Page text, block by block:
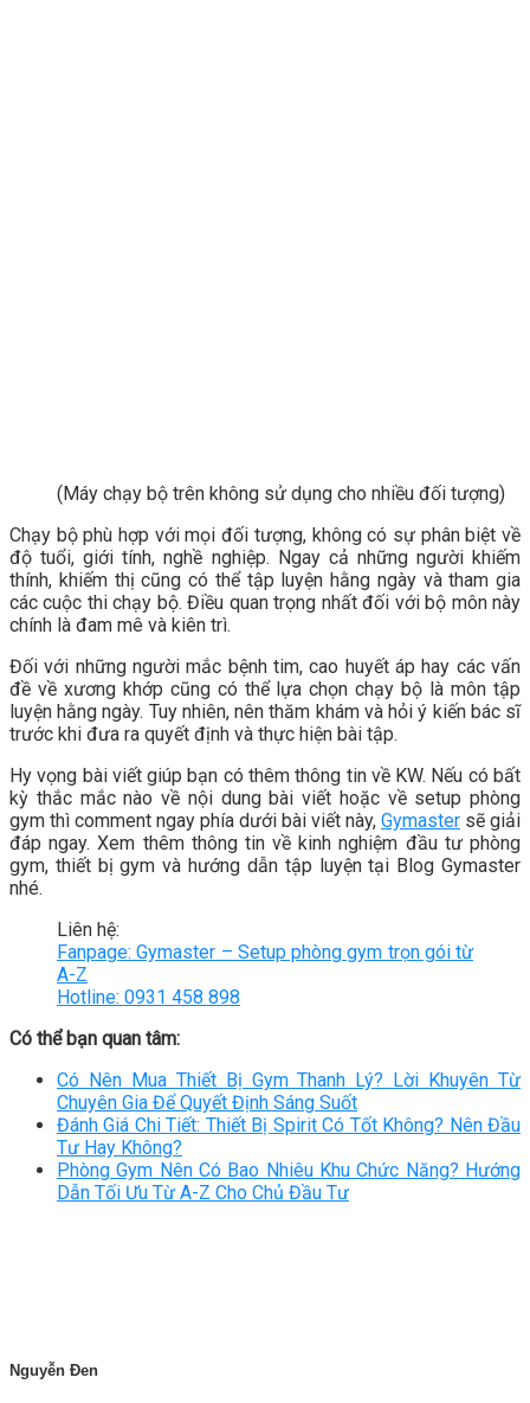
(Máy chạy bộ trên không sử dụng cho nhiều đối tượng)
Chạy bộ phù hợp với mọi đối tượng, không có sự phân biệt về
độ tuổi, giới tính, nghề nghiệp. Ngay cả những người khiếm
thính, khiếm thị cũng có thể tập luyện hằng ngày và tham gia
các cuộc thi chạy bộ. Điều quan trọng nhất đối với bộ môn này
chính là đam mê và kiên trì.
Đối với những người mắc bệnh tim, cao huyết áp hay các vấn
đề về xương khớp cũng có thể lựa chọn chạy bộ là môn tập
luyện hằng ngày. Tuy nhiên, nên thăm khám và hỏi ý kiến bác sĩ
trước khi đưa ra quyết định và thực hiện bài tập.
Hy vọng bài viết giúp bạn có thêm thông tin về KW. Nếu có bất
kỳ thắc mắc nào về nội dung bài viết hoặc về setup phòng
gym thì comment ngay phía dưới bài viết này, Gymaster sẽ giải
đáp ngay. Xem thêm thông tin về kinh nghiệm đầu tư phòng
gym, thiết bị gym và hướng dẫn tập luyện tại Blog Gymaster
nhé.
Liên hệ:
Fanpage: Gymaster – Setup phòng gym trọn gói từ
A-Z
Hotline: 0931 458 898
Có thể bạn quan tâm:
Có Nên Mua Thiết Bị Gym Thanh Lý? Lời Khuyên Từ
Chuyên Gia Để Quyết Định Sáng Suốt
Đánh Giá Chi Tiết: Thiết Bị Spirit Có Tốt Không? Nên Đầu
Tư Hay Không?
Phòng Gym Nên Có Bao Nhiêu Khu Chức Năng? Hướng
Dẫn Tối Ưu Từ A-Z Cho Chủ Đầu Tư
Nguyễn Đen